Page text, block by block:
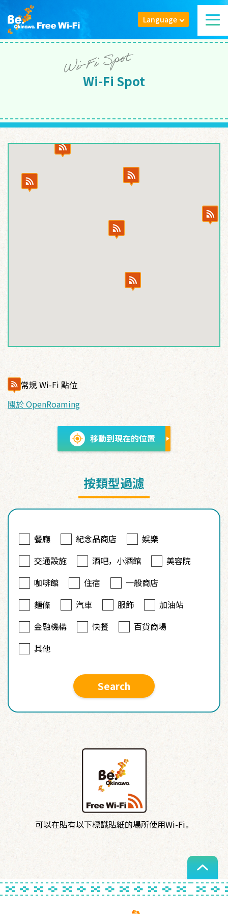
Language
Wi-Fi Spot
常規 Wi-Fi 點位
關於 OpenRoaming
移動到現在的位置
按類型過濾
餐廳 紀念品商店
娛樂
交通設施
酒吧，小酒館
美容院
咖啡館
住宿
一般商店
麵條
汽車 服飾
加油站
金融機構
快餐
百貨商場
其他
Search
可以在貼有以下標識貼紙的場所使用Wi-Fi。